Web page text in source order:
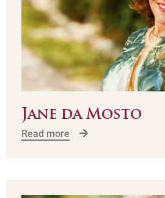
Jane da Mosto
Read more